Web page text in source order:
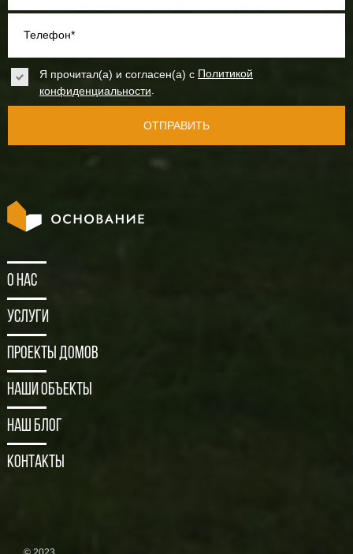
Телефон*
Я прочитал(а) и согласен(а) с Политикой
конфиденциальности
ОТПРАВИТЬ
О нас
Услуги
Проекты домов
Наши объекты
Наш блог
Контакты